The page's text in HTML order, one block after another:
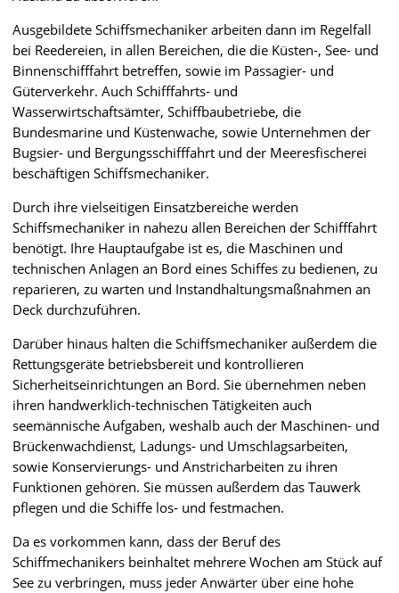
Ausgebildete Schiffsmechaniker arbeiten dann im Regelfall
bei Reedereien, in allen Bereichen, die die Küsten-, See- und
Binnenschifffahrt betreffen, sowie im Passagier- und
Güterverkehr. Auch Schifffahrts- und
Wasserwirtschaftsämter, Schiffbaubetriebe, die
Bundesmarine und Küstenwache, sowie Unternehmen der
Bugsier- und Bergungsschifffahrt und der Meeresfischerei
beschäftigen Schiffsmechaniker.
Durch ihre vielseitigen Einsatzbereiche werden
Schiffsmechaniker in nahezu allen Bereichen der Schifffahrt
benötigt. Ihre Hauptaufgabe ist es, die Maschinen und
technischen Anlagen an Bord eines Schiffes zu bedienen, zu
reparieren, zu warten und Instandhaltungsmaßnahmen an
Deck durchzuführen.
Darüber hinaus halten die Schiffsmechaniker außerdem die
Rettungsgeräte betriebsbereit und kontrollieren
Sicherheitseinrichtungen an Bord. Sie übernehmen neben
ihren handwerklich-technischen Tätigkeiten auch
seemännische Aufgaben, weshalb auch der Maschinen- und
Brückenwachdienst, Ladungs- und Umschlagsarbeiten,
sowie Konservierungs- und Anstricharbeiten zu ihren
Funktionen gehören. Sie müssen außerdem das Tauwerk
pflegen und die Schiffe los- und festmachen.
Da es vorkommen kann, dass der Beruf des
Schiffmechanikers beinhaltet mehrere Wochen am Stück auf
See zu verbringen, muss jeder Anwärter über eine hohe